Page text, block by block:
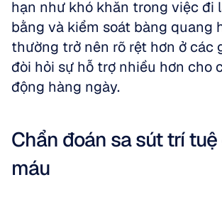
hạn như khó khăn trong việc đi
bằng và kiểm soát bàng quang
thường trở nên rõ rệt hơn ở các
đòi hỏi sự hỗ trợ nhiều hơn cho
động hàng ngày.
Chẩn đoán sa sút trí
máu